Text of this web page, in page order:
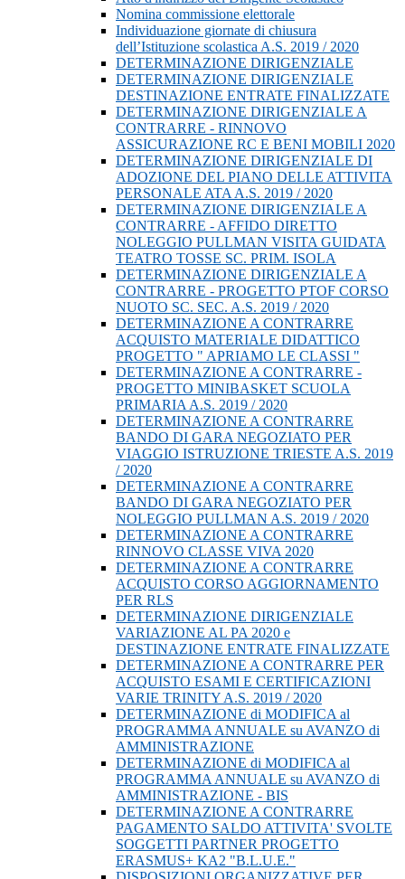
Nomina commissione elettorale
Individuazione giornate di chiusura
dell’Istituzione scolastica A.S. 2019 / 2020
DETERMINAZIONE DIRIGENZIALE
DETERMINAZIONE DIRIGENZIALE
DESTINAZIONE ENTRATE FINALIZZATE
DETERMINAZIONE DIRIGENZIALE A
CONTRARRE - RINNOVO
ASSICURAZIONE RC E BENI MOBILI 2020
DETERMINAZIONE DIRIGENZIALE DI
ADOZIONE DEL PIANO DELLE ATTIVITA
PERSONALE ATA A.S. 2019 / 2020
DETERMINAZIONE DIRIGENZIALE A
CONTRARRE - AFFIDO DIRETTO
NOLEGGIO PULLMAN VISITA GUIDATA
TEATRO TOSSE SC. PRIM. ISOLA
DETERMINAZIONE DIRIGENZIALE A
CONTRARRE - PROGETTO PTOF CORSO
NUOTO SC. SEC. A.S. 2019 / 2020
DETERMINAZIONE A CONTRARRE
ACQUISTO MATERIALE DIDATTICO
PROGETTO " APRIAMO LE CLASSI "
DETERMINAZIONE A CONTRARRE -
PROGETTO MINIBASKET SCUOLA
PRIMARIA A.S. 2019 / 2020
DETERMINAZIONE A CONTRARRE
BANDO DI GARA NEGOZIATO PER
VIAGGIO ISTRUZIONE TRIESTE A.S. 2019
/ 2020
DETERMINAZIONE A CONTRARRE
BANDO DI GARA NEGOZIATO PER
NOLEGGIO PULLMAN A.S. 2019 / 2020
DETERMINAZIONE A CONTRARRE
RINNOVO CLASSE VIVA 2020
DETERMINAZIONE A CONTRARRE
ACQUISTO CORSO AGGIORNAMENTO
PER RLS
DETERMINAZIONE DIRIGENZIALE
VARIAZIONE AL PA 2020 e
DESTINAZIONE ENTRATE FINALIZZATE
DETERMINAZIONE A CONTRARRE PER
ACQUISTO ESAMI E CERTIFICAZIONI
VARIE TRINITY A.S. 2019 / 2020
DETERMINAZIONE di MODIFICA al
PROGRAMMA ANNUALE su AVANZO di
AMMINISTRAZIONE
DETERMINAZIONE di MODIFICA al
PROGRAMMA ANNUALE su AVANZO di
AMMINISTRAZIONE - BIS
DETERMINAZIONE A CONTRARRE
PAGAMENTO SALDO ATTIVITA' SVOLTE
SOGGETTI PARTNER PROGETTO
ERASMUS+ KA2 "B.L.U.E."